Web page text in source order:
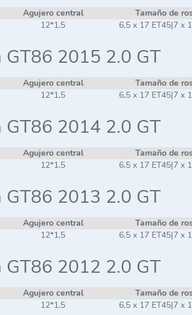
Agujero central Tamaño de
12*1,5 6,5 x 17 ET45|7 x
GT86 2015 2.0 GT
Agujero central Tamaño de
12*1,5 6,5 x 17 ET45|7 x
GT86 2014 2.0 GT
Agujero central Tamaño de
12*1,5 6,5 x 17 ET45|7 x
GT86 2013 2.0 GT
Agujero central Tamaño de
12*1,5 6,5 x 17 ET45|7 x
GT86 2012 2.0 GT
Agujero central Tamaño de
12*1,5 6,5 x 17 ET45|7 x